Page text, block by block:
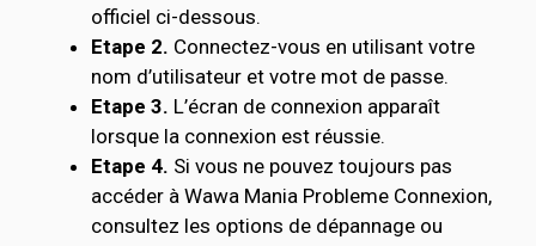
officiel ci-dessous.
Etape 2. Connectez-vous en utilisant votre
nom d’utilisateur et votre mot de passe.
Etape 3. L’écran de connexion apparaît
lorsque la connexion est réussie.
Etape 4. Si vous ne pouvez toujours pas
accéder à Wawa Mania Probleme Connexion,
consultez les options de dépannage ou